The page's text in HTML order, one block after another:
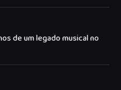
de um legado musical no